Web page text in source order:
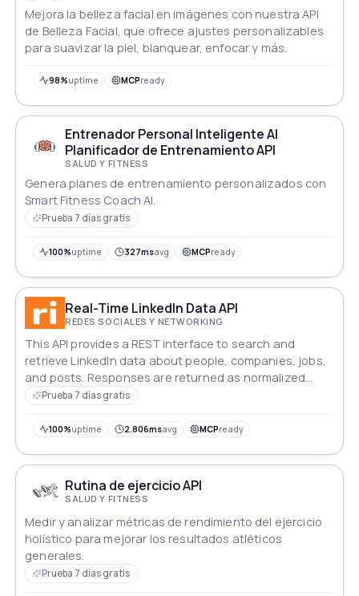
Mejora la belleza facial en imágenes con nuestra API
de Belleza Facial, que ofrece ajustes personalizables
para suavizar la piel, blanquear, enfocar y más.
98%uptime MCPready
Entrenador Personal Inteligente AI
Planificador de Entrenamiento API
SALUD Y FITNESS
Genera planes de entrenamiento personalizados con
Smart Fitness Coach AI.
Prueba 7 días gratis
100%uptime 327msavg MCPready
Real-Time LinkedIn Data API
REDES SOCIALES Y NETWORKING
This API provides a REST interface to search and
retrieve LinkedIn data about people, companies, jobs,
and posts. Responses are returned as normalized
JSON, and requests are authenticated with an API key.
Prueba 7 días gratis
100%uptime 2.806msavg MCPready
Rutina de ejercicio API
SALUD Y FITNESS
Medir y analizar métricas de rendimiento del ejercicio
holístico para mejorar los resultados atléticos
generales.
Prueba 7 días gratis